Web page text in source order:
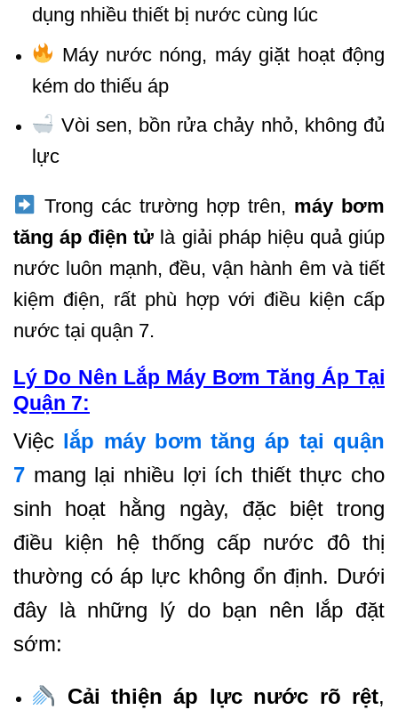
dụng nhiều thiết bị nước cùng lúc
Máy nước nóng, máy giặt hoạt động
kém do thiếu áp
Vòi sen, bồn rửa chảy nhỏ, không đủ
lực
Trong các trường hợp trên, máy bơm
tăng áp điện tử là giải pháp hiệu quả giúp
nước luôn mạnh, đều, vận hành êm và tiết
kiệm điện, rất phù hợp với điều kiện cấp
nước tại quận 7.
Lý Do Nên Lắp Máy Bơm Tăng Áp Tại
Quận 7:
Việc lắp máy bơm tăng áp tại quận
7 mang lại nhiều lợi ích thiết thực cho
sinh hoạt hằng ngày, đặc biệt trong
điều kiện hệ thống cấp nước đô thị
thường có áp lực không ổn định. Dưới
đây là những lý do bạn nên lắp đặt
sớm:
Cải thiện áp lực nước rõ rệt,